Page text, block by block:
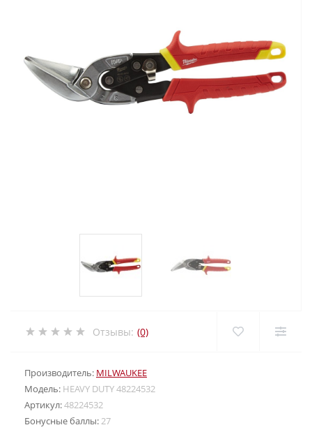
Отзывы: (0)
Производитель: MILWAUKEE
Модель: HEAVY DUTY 48224532
Артикул:48224532
Бонусные баллы:27